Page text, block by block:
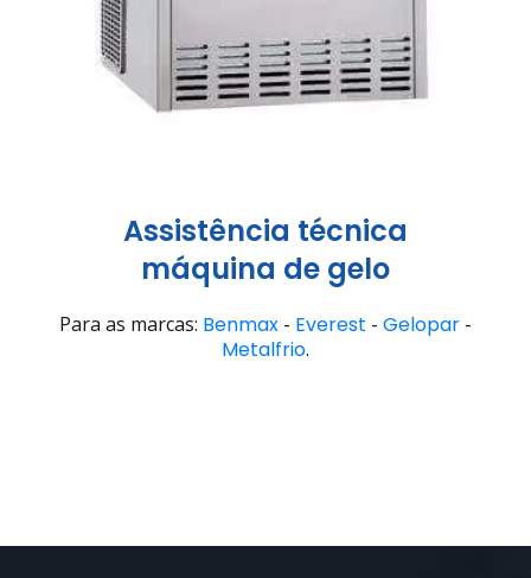
Assistência técnica
máquina de gelo
Para as marcas: Benmax - Everest - Gelopar -
Metalfrio.